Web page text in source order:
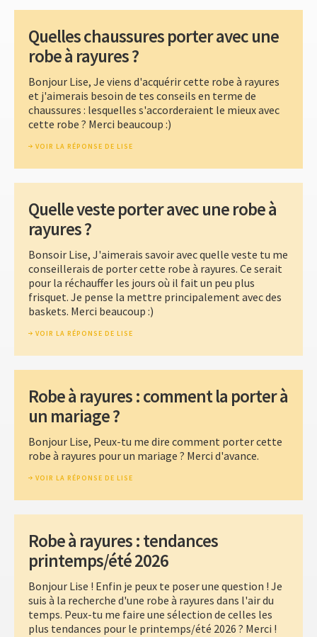
Quelles chaussures porter avec une
robe à rayures ?
Bonjour Lise, Je viens d'acquérir cette robe à rayures
et j'aimerais besoin de tes conseils en terme de
chaussures : lesquelles s'accorderaient le mieux avec
cette robe ? Merci beaucoup :)
VOIR LA RÉPONSE DE LISE
Quelle veste porter avec une robe à
rayures ?
Bonsoir Lise, J'aimerais savoir avec quelle veste tu me
conseillerais de porter cette robe à rayures. Ce serait
pour la réchauffer les jours où il fait un peu plus
frisquet. Je pense la mettre principalement avec des
baskets. Merci beaucoup :)
VOIR LA RÉPONSE DE LISE
Robe à rayures : comment la porter à
un mariage ?
Bonjour Lise, Peux-tu me dire comment porter cette
robe à rayures pour un mariage ? Merci d'avance.
VOIR LA RÉPONSE DE LISE
Robe à rayures : tendances
printemps/été 2026
Bonjour Lise ! Enfin je peux te poser une question ! Je
suis à la recherche d'une robe à rayures dans l'air du
temps. Peux-tu me faire une sélection de celles les
plus tendances pour le printemps/été 2026 ? Merci !